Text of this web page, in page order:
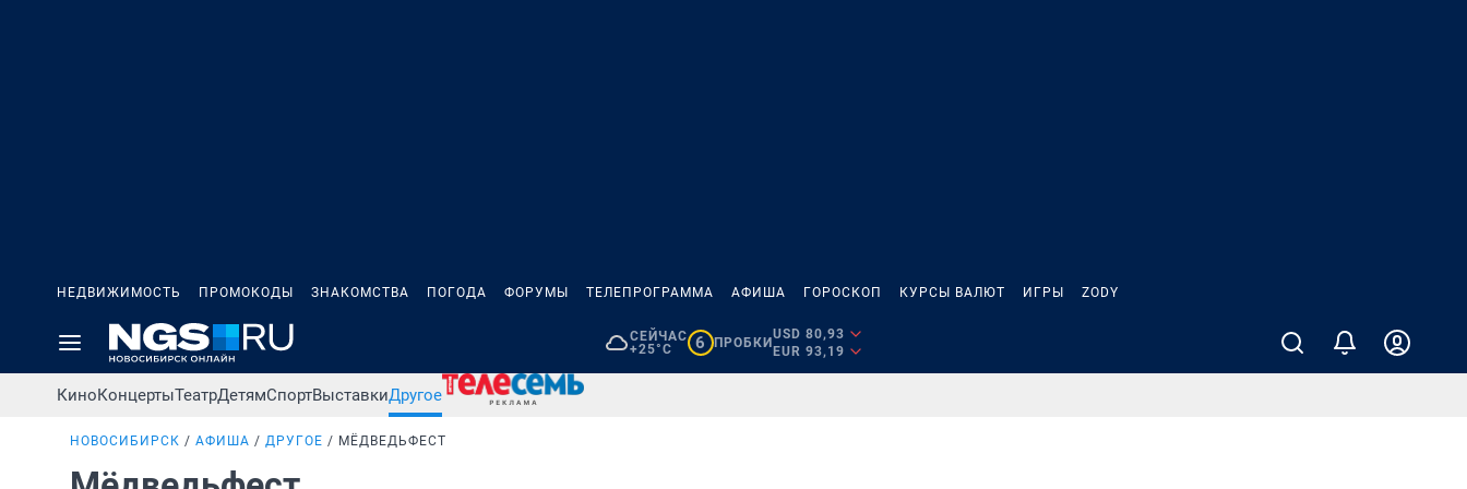
НЕДВИЖИМОСТЬ ПРОМОКОДЫ ЗНАКОМСТВА ПОГОДА ФОРУМЫ ТЕЛЕПРОГРАММА АФИША ГОРОСКОП КУРСЫ ВАЛЮТ ИГРЫ ZODY
СЕЙЧАС
+25°C
6 ПРОБКИ
USD 80,93
EUR 93,19
КиноКонцертыТеатрДетямСпортВыставкиДругое
НОВОСИБИРСК АФИША ДРУГОЕ МЁДВЕДЬФЕСТ